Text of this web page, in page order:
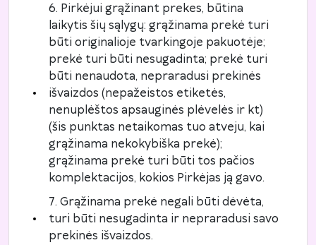
6. Pirkėjui grąžinant prekes, būtina
laikytis šių sąlygų: grąžinama prekė turi
būti originalioje tvarkingoje pakuotėje;
prekė turi būti nesugadinta; prekė turi
būti nenaudota, nepraradusi prekinės
išvaizdos (nepažeistos etiketės,
nenuplėštos apsauginės plėvelės ir kt)
(šis punktas netaikomas tuo atveju, kai
grąžinama nekokybiška prekė);
grąžinama prekė turi būti tos pačios
komplektacijos, kokios Pirkėjas ją gavo.
7. Grąžinama prekė negali būti dėvėta,
turi būti nesugadinta ir nepraradusi savo
prekinės išvaizdos.